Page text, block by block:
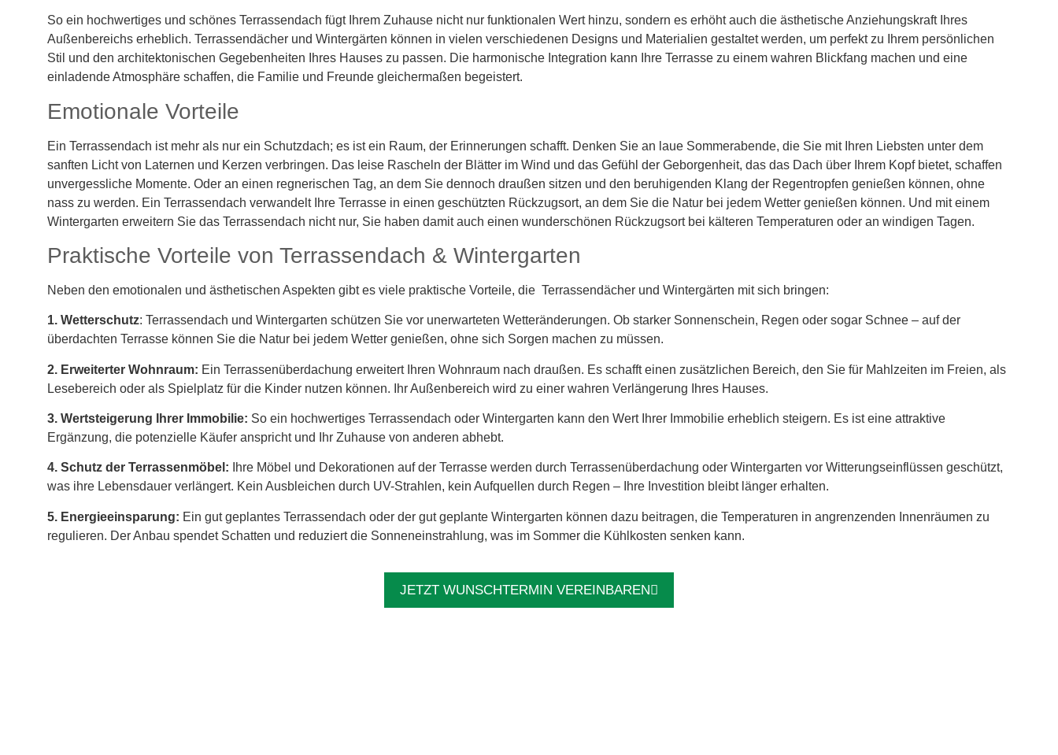
So ein hochwertiges und schönes Terrassendach fügt Ihrem Zuhause nicht nur funktionalen Wert hinzu, sondern es erhöht auch die ästhetische Anziehungskraft Ihres
Außenbereichs erheblich. Terrassendächer und Wintergärten können in vielen verschiedenen Designs und Materialien gestaltet werden, um perfekt zu Ihrem persönlichen
Stil und den architektonischen Gegebenheiten Ihres Hauses zu passen. Die harmonische Integration kann Ihre Terrasse zu einem wahren Blickfang machen und eine
einladende Atmosphäre schaffen, die Familie und Freunde gleichermaßen begeistert.
Emotionale Vorteile
Ein Terrassendach ist mehr als nur ein Schutzdach; es ist ein Raum, der Erinnerungen schafft. Denken Sie an laue Sommerabende, die Sie mit Ihren Liebsten unter dem
sanften Licht von Laternen und Kerzen verbringen. Das leise Rascheln der Blätter im Wind und das Gefühl der Geborgenheit, das das Dach über Ihrem Kopf bietet, schaffen
unvergessliche Momente. Oder an einen regnerischen Tag, an dem Sie dennoch draußen sitzen und den beruhigenden Klang der Regentropfen genießen können, ohne
nass zu werden. Ein Terrassendach verwandelt Ihre Terrasse in einen geschützten Rückzugsort, an dem Sie die Natur bei jedem Wetter genießen können. Und mit einem
Wintergarten erweitern Sie das Terrassendach nicht nur, Sie haben damit auch einen wunderschönen Rückzugsort bei kälteren Temperaturen oder an windigen Tagen.
Praktische Vorteile von Terrassendach & Wintergarten
Neben den emotionalen und ästhetischen Aspekten gibt es viele praktische Vorteile, die Terrassendächer und Wintergärten mit sich bringen:
1. Wetterschutz: Terrassendach und Wintergarten schützen Sie vor unerwarteten Wetteränderungen. Ob starker Sonnenschein, Regen oder sogar Schnee – auf der
überdachten Terrasse können Sie die Natur bei jedem Wetter genießen, ohne sich Sorgen machen zu müssen.
2. Erweiterter Wohnraum: Ein Terrassenüberdachung erweitert Ihren Wohnraum nach draußen. Es schafft einen zusätzlichen Bereich, den Sie für Mahlzeiten im Freien, als
Lesebereich oder als Spielplatz für die Kinder nutzen können. Ihr Außenbereich wird zu einer wahren Verlängerung Ihres Hauses.
3. Wertsteigerung Ihrer Immobilie: So ein hochwertiges Terrassendach oder Wintergarten kann den Wert Ihrer Immobilie erheblich steigern. Es ist eine attraktive
Ergänzung, die potenzielle Käufer anspricht und Ihr Zuhause von anderen abhebt.
4. Schutz der Terrassenmöbel: Ihre Möbel und Dekorationen auf der Terrasse werden durch Terrassenüberdachung oder Wintergarten vor Witterungseinflüssen geschützt,
was ihre Lebensdauer verlängert. Kein Ausbleichen durch UV-Strahlen, kein Aufquellen durch Regen – Ihre Investition bleibt länger erhalten.
5. Energieeinsparung: Ein gut geplantes Terrassendach oder der gut geplante Wintergarten können dazu beitragen, die Temperaturen in angrenzenden Innenräumen zu
regulieren. Der Anbau spendet Schatten und reduziert die Sonneneinstrahlung, was im Sommer die Kühlkosten senken kann.
JETZT WUNSCHTERMIN VEREINBAREN